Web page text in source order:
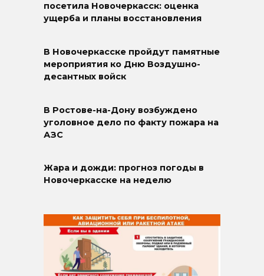
посетила Новочеркасск: оценка
ущерба и планы восстановления
В Новочеркасске пройдут памятные
мероприятия ко Дню Воздушно-
десантных войск
В Ростове-на-Дону возбуждено
уголовное дело по факту пожара на
АЗС
Жара и дожди: прогноз погоды в
Новочеркасске на неделю